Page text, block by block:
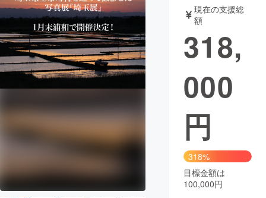
アート・写真 音楽
テクノロジー・ガジェット ゲーム・サ
映像・映画
まちづくり・地域活性化
CAMPFIRE for Social Good
CAMPFIRE Creation
CAMPFIREふるさと納税machi-ya コミュニティ
現在の支援総
額
318,
000
円
318%
目標金額は
100,000円